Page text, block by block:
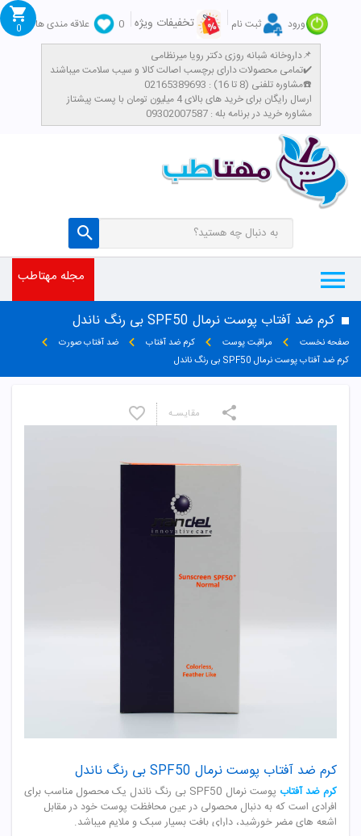
ورود ثبت نام تخفیفات ویژه 0
علاقه مندی ها
داروخانه شبانه روزی دکتر رویا میرنظامی📌
تمامی محصولات دارای برچسب اصالت کالا و سیب سلامت میباشند✔️
مشاوره تلفنی (8 تا 16) : 02165389693☎️
​ارسال رایگان برای خرید های بالای 4 میلیون تومان با پست پیشتاز
مشاوره خرید در برنامه بله : 09302007587
0
مجله مهتاطب
کرم ضد آفتاب پوست نرمال SPF50 بی رنگ ناندل
صفحه نخست مراقبت پوست کرم ضد آفتاب
ضد آفتاب صورت
کرم ضد آفتاب پوست نرمال SPF50 بی رنگ ناندل
کرم ضد آفتاب پوست نرمال SPF50 بی رنگ ناندل
کرم ضد آفتاب
پوست نرمال SPF50 بی رنگ ناندل یک محصول مناسب برای
افرادی است که به دنبال محصولی در عین محافظت پوست خود در مقابل
اشعه های مضر خورشید، دارای بافت بسیار سبک و ملایم میباشد.
مقایسـه